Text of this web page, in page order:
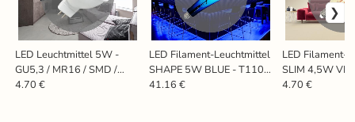
LED Leuchtmittel 5W -
GU5,3 / MR16 / SMD /
3000K - ZLS313
4.70 €
LED Filament-Leuchtmittel
SHAPE 5W BLUE - T110 /
E27 / 1800K - ZSF110
41.16 €
LED Filament-
SLIM 4,5W
C35 / E14 /
4.70 €